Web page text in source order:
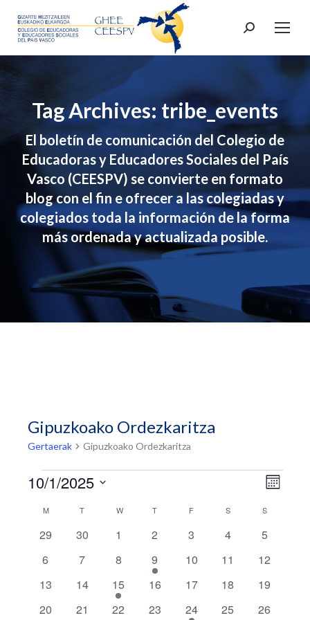
Search:
Tag Archives: tribe_events
El boletín de comunicación del Colegio de
Educadoras y Educadores Sociales del País
Vasco (CEESPV) se convierte en formato
blog con el fin e ofrecer a las colegiadas y
colegiados toda la información de la forma
más ordenada y actualizada posible.
Gipuzkoako Ordezkaritza
Gertaerak Gipuzkoako Ordezkaritza
Gertaerak
Views
Event
Views
10/1/2025
date.
Calendar
of
Gertaerak
M ASTELEHENA
T ASTEARTEA
WASTEAZKENA
T OSTEGUNA
F OSTIRALA
SLARUNBATA
SIGANDEA
0
29
0
30
0
1
0
2
0
3
0
4
0
5
0
6
0
7
0
gertaerak
8
1
event
9
0
10
0
11
0
12
0
13
0
gertaerak
14
1
event
15
0
16
0
17
0
18
0
19
0
20
0
21
0
22
0
23
1
24
0
25
0
26